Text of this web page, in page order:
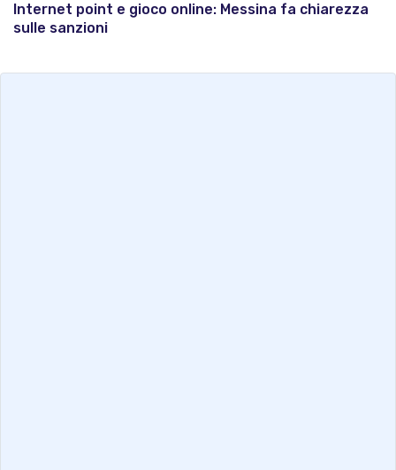
Internet point e gioco online: Messina fa chiarezza
sulle sanzioni